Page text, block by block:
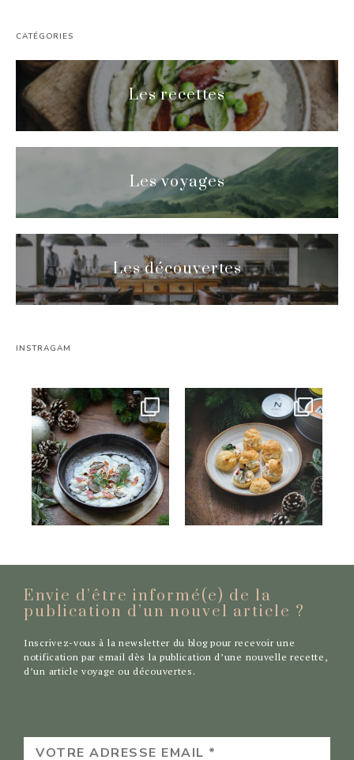
CATÉGORIES
Les recettes
Les voyages
Les découvertes
INSTRAGAM
Envie d’être informé(e) de la
publication d’un nouvel article ?
Inscrivez-vous à la newsletter du blog pour recevoir une
notification par email dès la publication d’une nouvelle recette,
d’un article voyage ou découvertes.
ADRESSE